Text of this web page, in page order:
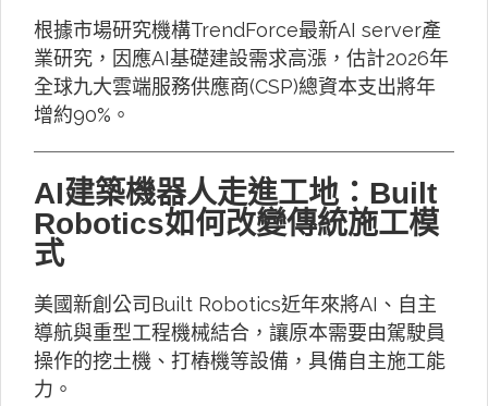
根據市場研究機構TrendForce最新AI server產
業研究，因應AI基礎建設需求高漲，估計2026年
全球九大雲端服務供應商(CSP)總資本支出將年
增約90%。
AI建築機器人走進工地：Built
Robotics如何改變傳統施工模
式
美國新創公司Built Robotics近年來將AI、自主
導航與重型工程機械結合，讓原本需要由駕駛員
操作的挖土機、打樁機等設備，具備自主施工能
力。